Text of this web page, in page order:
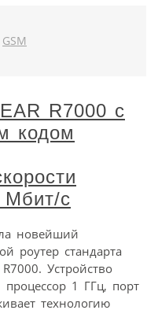
GSM
R7000 c
кодом
Мбит/с
новейший
роутер стандарта
Устройство
1 ГГц, порт
технологию